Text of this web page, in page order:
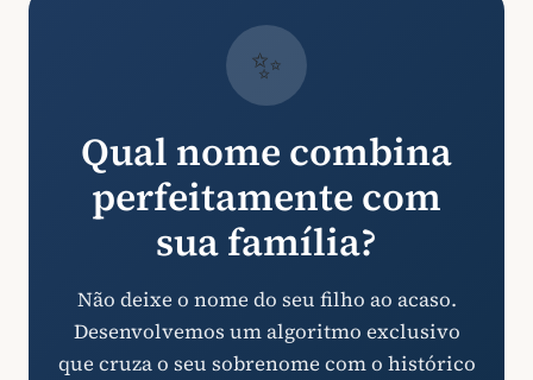
✨
Qual nome combina
perfeitamente com
sua família?
Não deixe o nome do seu filho ao acaso.
Desenvolvemos um algoritmo exclusivo
que cruza o seu sobrenome com o histórico